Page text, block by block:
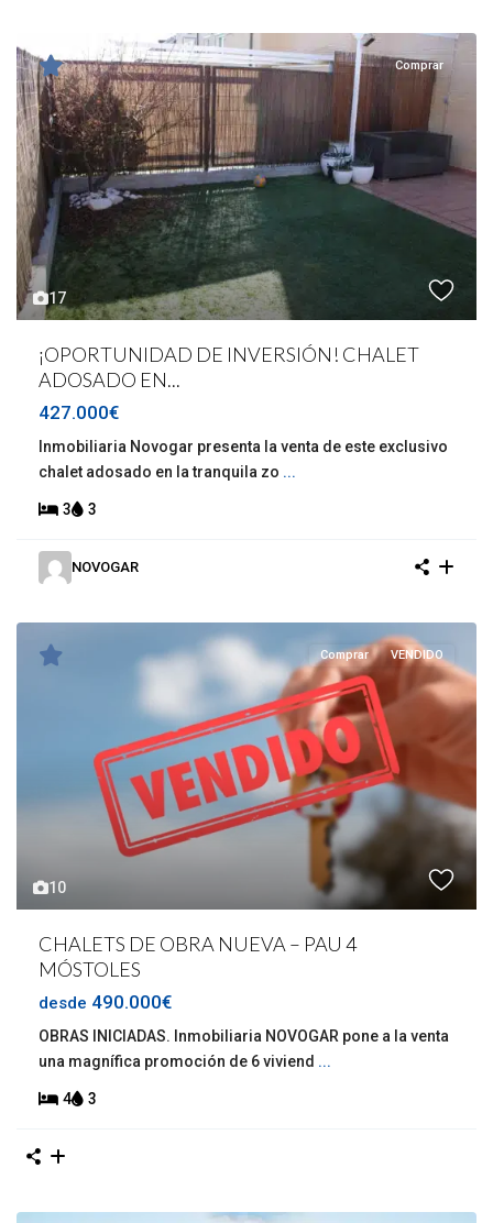
17
Comprar
¡OPORTUNIDAD DE INVERSIÓN! CHALET
ADOSADO EN...
427.000€
Inmobiliaria Novogar presenta la venta de este exclusivo
chalet adosado en la tranquila zo ...
3 3
NOVOGAR
10
Comprar VENDIDO
CHALETS DE OBRA NUEVA – PAU 4
MÓSTOLES
desde 490.000€
OBRAS INICIADAS. Inmobiliaria NOVOGAR pone a la venta
una magnífica promoción de 6 viviend ...
4 3